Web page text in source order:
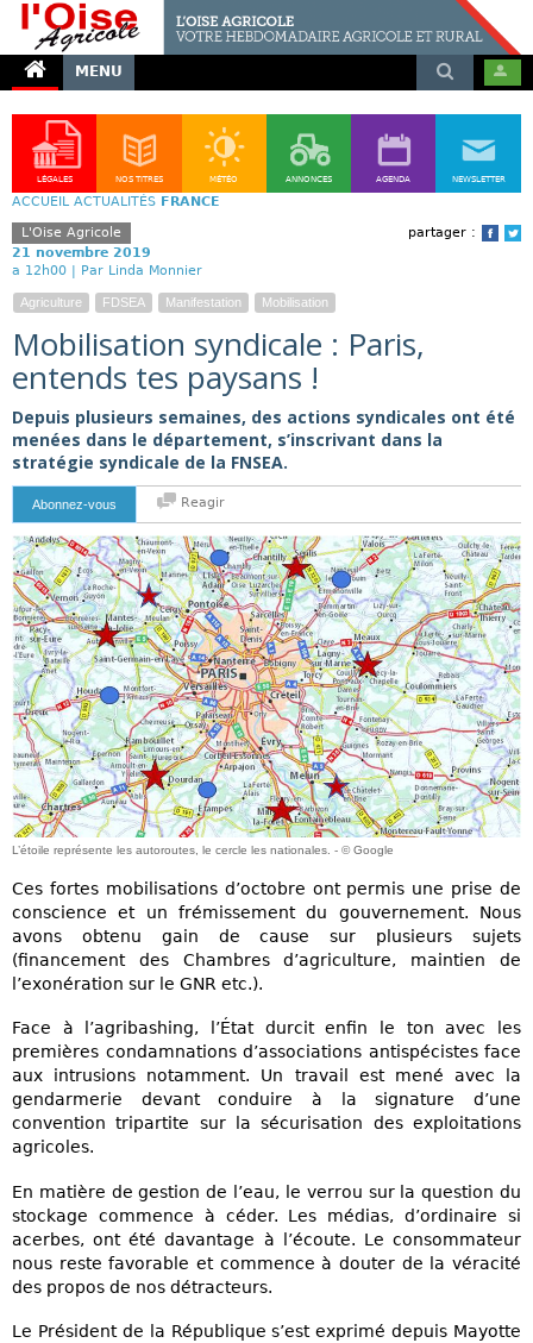
MENU
LÉGALES NOS TITRES MÉTÉO ANNONCES AGENDA NEWSLETTER
ACCUEIL ACTUALITÉS FRANCE
partager :
L'Oise Agricole
21 novembre 2019
a 12h00 | Par Linda Monnier
Agriculture FDSEA Manifestation Mobilisation
Mobilisation syndicale : Paris,
entends tes paysans !
Depuis plusieurs semaines, des actions syndicales ont été
menées dans le département, s’inscrivant dans la
stratégie syndicale de la FNSEA.
Abonnez-vous Reagir
L’étoile représente les autoroutes, le cercle les nationales. - © Google
Ces fortes mobilisations d’octobre ont permis une prise de
conscience et un frémissement du gouvernement. Nous
avons obtenu gain de cause sur plusieurs sujets
(financement des Chambres d’agriculture, maintien de
l’exonération sur le GNR etc.).
Face à l’agribashing, l’État durcit enfin le ton avec les
premières condamnations d’associations antispécistes face
aux intrusions notamment. Un travail est mené avec la
gendarmerie devant conduire à la signature d’une
convention tripartite sur la sécurisation des exploitations
agricoles.
En matière de gestion de l’eau, le verrou sur la question du
stockage commence à céder. Les médias, d’ordinaire si
acerbes, ont été davantage à l’écoute. Le consommateur
nous reste favorable et commence à douter de la véracité
des propos de nos détracteurs.
Le Président de la République s’est exprimé depuis Mayotte